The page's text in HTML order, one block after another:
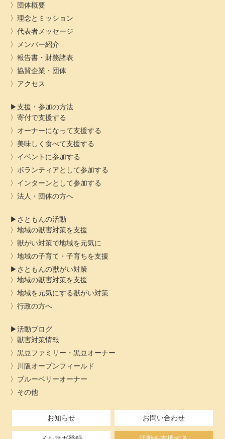
団体概要
理念とミッション
代表者メッセージ
メンバー紹介
報告書・財務諸表
協賛企業・団体
アクセス
支援・参加の方法
寄付で支援する
オーナーになって支援する
美味しく食べて支援する
イベントに参加する
ボランティアとして参加する
インターンとして参加する
法人・団体の方へ
さともんの活動
地域の獣害対策を支援
獣がい対策で地域を元気に
地域の子育て・子育ちを支援
さともんの獣がい対策
地域の獣害対策を支援
地域を元気にする獣がい対策
行政の方へ
活動ブログ
獣害対策情報
黒豆ファミリー・黒豆オーナー
川阪オープンフィールド
ブルーベリーオーナー
その他
お知らせ お問い合わせ